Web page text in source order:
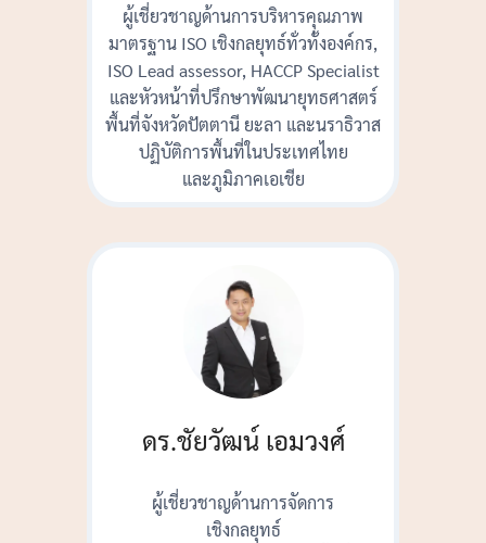
ผู้เชี่ยวชาญด้านการบริหารคุณภาพ
มาตรฐาน ISO เชิงกลยุทธ์ทั่วทั้งองค์กร,
ISO Lead assessor, HACCP Specialist
และหัวหน้าที่ปรึกษาพัฒนายุทธศาสตร์
พื้นที่จังหวัดปัตตานี ยะลา และนราธิวาส
ปฏิบัติการพื้นที่ในประเทศไทย
และภูมิภาคเอเชีย
ดร.ชัยวัฒน์ เอมวงศ์
ผู้เชี่ยวชาญด้านการจัดการ
เชิงกลยุทธ์